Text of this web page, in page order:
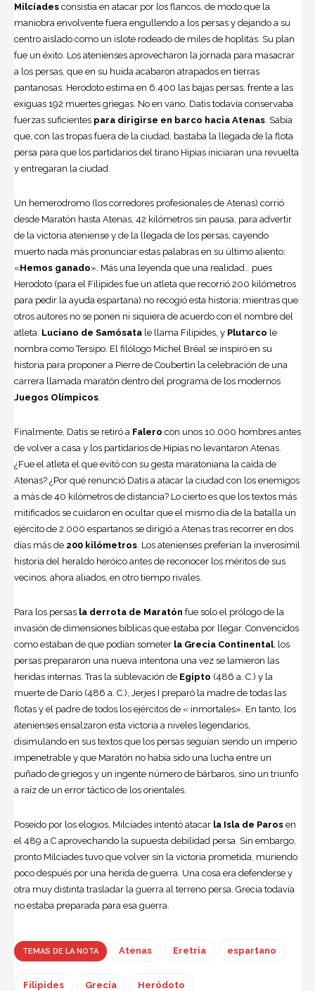
Milcíades consistía en atacar por los flancos, de modo que la
maniobra envolvente fuera engullendo a los persas y dejando a su
centro aislado como un islote rodeado de miles de hoplitas. Su plan
fue un éxito. Los atenienses aprovecharon la jornada para masacrar
a los persas, que en su huída acabaron atrapados en tierras
pantanosas. Herodoto estima en 6.400 las bajas persas, frente a las
exiguas 192 muertes griegas. No en vano, Datis todavía conservaba
fuerzas suficientes para dirigirse en barco hacia Atenas . Sabía
que, con las tropas fuera de la ciudad, bastaba la llegada de la flota
persa para que los partidarios del tirano Hipias iniciaran una revuelta
y entregaran la ciudad.
Un hemerodromo (los corredores profesionales de Atenas) corrió
desde Maratón hasta Atenas, 42 kilómetros sin pausa, para advertir
de la victoria ateniense y de la llegada de los persas, cayendo
muerto nada más pronunciar estas palabras en su último aliento:
«Hemos ganado». Más una leyenda que una realidad… pues
Herodoto (para el Filipides fue un atleta que recorrió 200 kilómetros
para pedir la ayuda espartana) no recogió esta historia; mientras que
otros autores no se ponen ni siquiera de acuerdo con el nombre del
atleta: Luciano de Samósata le llama Filipides, y Plutarco le
nombra como Tersipo. El filólogo Michel Bréal se inspiró en su
historia para proponer a Pierre de Coubertin la celebración de una
carrera llamada maratón dentro del programa de los modernos
Juegos Olímpicos
Finalmente, Datis se retiró a Falero con unos 10.000 hombres antes
de volver a casa y los partidarios de Hipias no levantaron Atenas.
¿Fue el atleta el que evitó con su gesta maratoniana la caída de
Atenas? ¿Por qué renunció Datis a atacar la ciudad con los enemigos
a más de 40 kilómetros de distancia? Lo cierto es que los textos más
mitificados se cuidaron en ocultar que el mismo día de la batalla un
ejército de 2.000 espartanos se dirigió a Atenas tras recorrer en dos
días más de 200 kilómetros . Los atenienses preferían la inverosímil
historia del heraldo heróico antes de reconocer los méritos de sus
vecinos, ahora aliados, en otro tiempo rivales.
Para los persas la derrota de Maratón fue solo el prólogo de la
invasión de dimensiones bíblicas que estaba por llegar. Convencidos
como estaban de que podían someter la Grecia Continental, los
persas prepararon una nueva intentona una vez se lamieron las
heridas internas. Tras la sublevación de Egipto (486 a. C.) y la
muerte de Darío (486 a. C.), Jerjes I preparó la madre de todas las
flotas y el padre de todos los ejércitos de « inmortales». En tanto, los
atenienses ensalzaron esta victoria a niveles legendarios,
disimulando en sus textos que los persas seguían siendo un imperio
impenetrable y que Maratón no había sido una lucha entre un
puñado de griegos y un ingente número de bárbaros, sino un triunfo
a raíz de un error táctico de los orientales.
Poseído por los elogios, Milcíades intentó atacar la Isla de Paros en
el 489 a.C aprovechando la supuesta debilidad persa. Sin embargo,
pronto Milciades tuvo que volver sin la victoria prometida, muriendo
poco después por una herida de guerra. Una cosa era defenderse y
otra muy distinta trasladar la guerra al terreno persa. Grecia todavía
no estaba preparada para esa guerra.
TEMAS DE LA NOTA Atenas Eretria espartano
Filipides Grecia Heródoto